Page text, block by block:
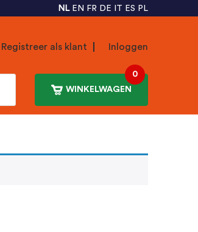
NL EN FR DE IT ES PL
Registreer als klant Inloggen
WINKELWAGEN
0